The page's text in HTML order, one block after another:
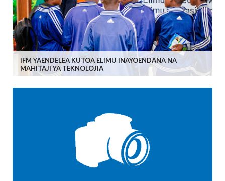
IFM YAENDELEA KUTOA ELIMU INAYOENDANA NA
MAHITAJI YA TEKNOLOJIA